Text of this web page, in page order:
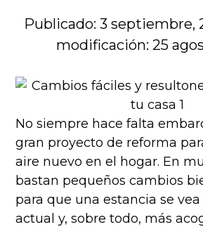
Publicado: 3 septiembre,
modificación: 25
No siempre hace falta
gran proyecto de reforma
aire nuevo en el hogar. En
bastan pequeños cambios
para que una estancia se
actual y, sobre todo, más